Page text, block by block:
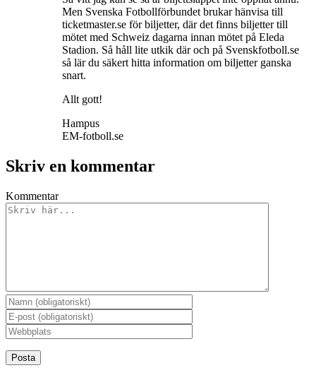
Men Svenska Fotbollförbundet brukar hänvisa till
ticketmaster.se för biljetter, där det finns biljetter till
mötet med Schweiz dagarna innan mötet på Eleda
Stadion. Så håll lite utkik där och på Svenskfotboll.se
så lär du säkert hitta information om biljetter ganska
snart.
Allt gott!
Hampus
EM-fotboll.se
Skriv en kommentar
Kommentar